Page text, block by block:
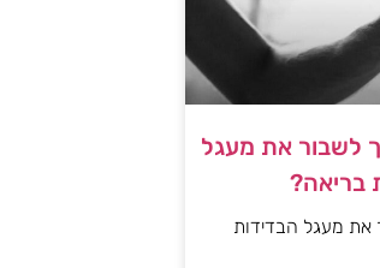
לשבור את מעגל
בריאה?
את מעגל הבדידות